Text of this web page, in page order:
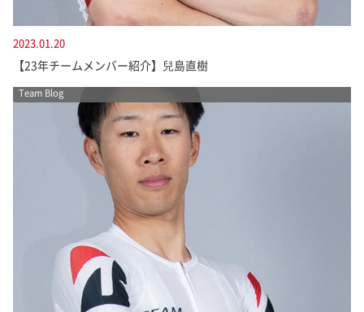
2023.01.20
【23年チームメンバー紹介】兒島直樹
Team Blog